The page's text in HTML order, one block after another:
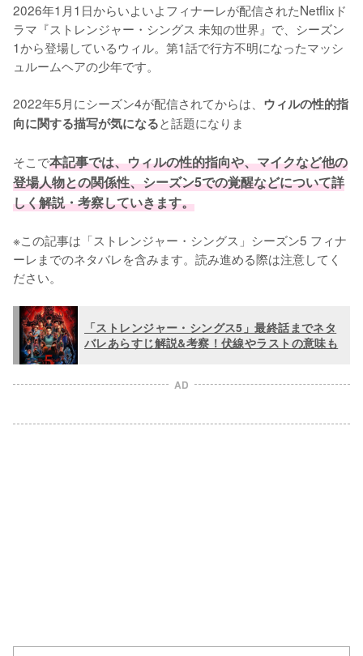
2026年1月1日からいよいよフィナーレが配信されたNetflixド
ラマ『ストレンジャー・シングス 未知の世界』で、シーズン
1から登場しているウィル。第1話で行方不明になったマッシ
ュルームヘアの少年です。
2022年5月にシーズン4が配信されてからは、 ウィルの性的指
向に関する描写が気になると話題になりま
そこで本記事では、ウィルの性的指向や、マイクなど他の
登場人物との関係性、シーズン5での覚醒などについて詳
しく解説・考察していきます。
※この記事は「ストレンジャー・シングス」シーズン5 フィナ
ーレまでのネタバレを含みます。読み進める際は注意してく
ださい。
「ストレンジャー・シングス5」最終話までネタ
バレあらすじ解説&考察！伏線やラストの意味も
AD